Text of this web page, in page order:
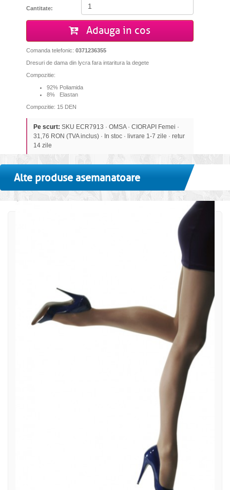
Cantitate:
Adauga in cos
Comanda telefonic: 0371236355
Dresuri de dama din lycra fara intaritura la degete
Compozitie:
92% Poliamida
8% Elastan
Compozitie: 15 DEN
Pe scurt: SKU ECR7913 · OMSA · CIORAPI Femei ·
31,76 RON (TVA inclus) · In stoc · livrare 1-7 zile · retur
14 zile
Alte produse asemanatoare